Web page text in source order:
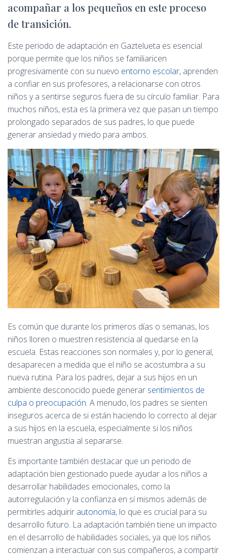
acompañar a los pequeños en este proceso
de transición.
Este periodo de adaptación en Gaztelueta es esencial
porque permite que los niños se familiaricen
progresivamente con su nuevo entorno escolar, aprenden
a confiar en sus profesores, a relacionarse con otros
niños y a sentirse seguros fuera de su círculo familiar. Para
muchos niños, esta es la primera vez que pasan un tiempo
prolongado separados de sus padres, lo que puede
generar ansiedad y miedo para ambos.
Es común que durante los primeros días o semanas, los
niños lloren o muestren resistencia al quedarse en la
escuela. Estas reacciones son normales y, por lo general,
desaparecen a medida que el niño se acostumbra a su
nueva rutina. Para los padres, dejar a sus hijos en un
ambiente desconocido puede generar sentimientos de
culpa o preocupación. A menudo, los padres se sienten
inseguros acerca de si están haciendo lo correcto al dejar
a sus hijos en la escuela, especialmente si los niños
muestran angustia al separarse.
Es importante también destacar que un periodo de
adaptación bien gestionado puede ayudar a los niños a
desarrollar habilidades emocionales, como la
autorregulación y la confianza en sí mismos además de
permitirles adquirir autonomía, lo que es crucial para su
desarrollo futuro. La adaptación también tiene un impacto
en el desarrollo de habilidades sociales, ya que los niños
comienzan a interactuar con sus compañeros, a compartir